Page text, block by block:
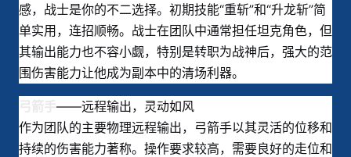
感，战士是你的不二选择。初期技能“重斩”和“升龙斩”简
单实用，连招顺畅。战士在团队中通常担任坦克角色，但
其输出能力也不容小觑，特别是转职为战神后，强大的范
围伤害能力让他成为副本中的清场利器。
——远程输出，灵动如风
作为团队的主要物理远程输出，弓箭手以其灵活的位移和
持续的伤害能力著称。操作要求较高，需要良好的走位和